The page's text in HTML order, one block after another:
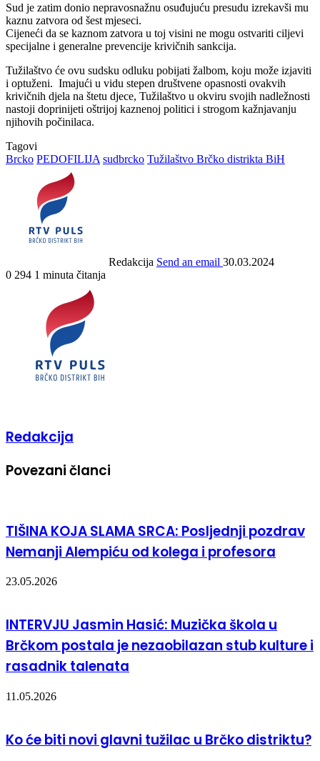
Sud je zatim donio nepravosnažnu osuđujuću presudu izrekavši mu
kaznu zatvora od šest mjeseci.
Cijeneći da se kaznom zatvora u toj visini ne mogu ostvariti ciljevi
specijalne i generalne prevencije krivičnih sankcija.
Tužilaštvo će ovu sudsku odluku pobijati žalbom, koju može izjaviti
i optuženi. Imajući u vidu stepen društvene opasnosti ovakvih
krivičnih djela na štetu djece, Tužilaštvo u okviru svojih nadležnosti
nastoji doprinijeti oštrijoj kaznenoj politici i strogom kažnjavanju
njihovih počinilaca.
Tagovi
Brcko PEDOFILIJA sudbrcko Tužilaštvo Brčko distrikta BiH
Redakcija Send an email 30.03.2024
0 294 1 minuta čitanja
Redakcija
Povezani članci
TIŠINA KOJA SLAMA SRCA: Posljednji pozdrav
Nemanji Alempiću od kolega i profesora
23.05.2026
INTERVJU Jasmin Hasić: Muzička škola u
Brčkom postala je nezaobilazan stub kulture i
rasadnik talenata
11.05.2026
Ko će biti novi glavni tužilac u Brčko distriktu?